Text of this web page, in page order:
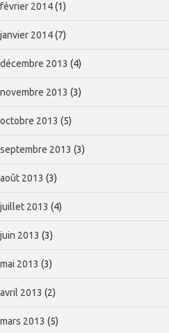
février 2014(1)
janvier 2014(7)
décembre 2013 (4)
novembre 2013 (3)
octobre 2013 (5)
septembre 2013 (3)
août 2013 (3)
juillet 2013 (4)
juin 2013 (3)
mai 2013 (3)
avril 2013 (2)
mars 2013 (5)